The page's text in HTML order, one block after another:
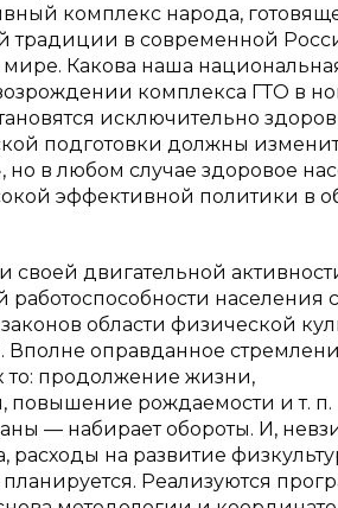
комплекс народа,
традиции в современной
мире. Какова наша
комплекса ГТО в
исключительно
подготовки должны
но в любом случае здоровое
эффективной политики в
двигательной
населения
области физической
оправданное
то: продолжение жизни,
повышение рождаемости и т. п.
— набирает обороты. И,
расходы на развитие
Реализуются